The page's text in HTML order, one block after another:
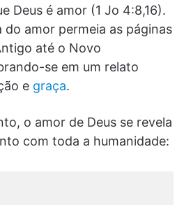
Deus é amor (1 Jo 4:8,16).
do amor permeia as páginas
até o Novo
se em um relato
e graça.
o amor de Deus se revela
com toda a humanidade: